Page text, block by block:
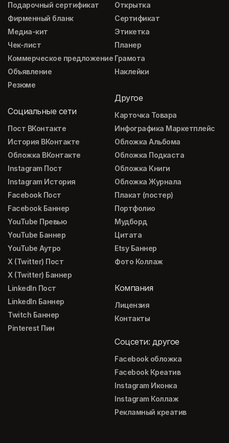
Подарочный сертификат
Фирменный бланк
Медиа-кит
Чек-лист
Коммерческое предложение
Объявление
Резюме
Социальные сети
Пост ВКонтакте
История ВКонтакте
Обложка ВКонтакте
Instagram Пост
Instagram История
Facebook Пост
Facebook Баннер
YouTube Превью
YouTube Баннер
YouTube Аутро
X (Twitter) Пост
X (Twitter) Баннер
LinkedIn Пост
LinkedIn Баннер
Twitch Баннер
Pinterest Пин
Открытка
Сертификат
Этикетка
Планер
Грамота
Наклейки
Другое
Карточка Товара
Инфографика Маркетплейс
Обложка Альбома
Обложка Подкаста
Обложка Книги
Обложка Журнала
Плакат (постер)
Портфолио
Мудборд
Цитата
Etsy Баннер
Фото Коллаж
Компания
Лицензия
Контакты
Соцсети: другое
Facebook обложка
Facebook Креатив
Instagram Иконка
Instagram Коллаж
Рекламный креатив